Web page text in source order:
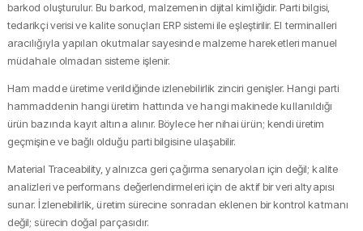
barkod oluşturulur. Bu barkod, malzemenin dijital kimliğidir. Parti bilgisi,
tedarikçi verisi ve kalite sonuçları ERP sistemi ile eşleştirilir. El terminalleri
aracılığıyla yapılan okutmalar sayesinde malzeme hareketleri manuel
müdahale olmadan sisteme işlenir.
Ham madde üretime verildiğinde izlenebilirlik zinciri genişler. Hangi parti
hammaddenin hangi üretim hattında ve hangi makinede kullanıldığı
ürün bazında kayıt altına alınır. Böylece her nihai ürün; kendi üretim
geçmişine ve bağlı olduğu parti bilgisine ulaşabilir.
Material Traceability, yalnızca geri çağırma senaryoları için değil; kalite
analizleri ve performans değerlendirmeleri için de aktif bir veri altyapısı
sunar. İzlenebilirlik, üretim sürecine sonradan eklenen bir kontrol katmanı
değil; sürecin doğal parçasıdır.